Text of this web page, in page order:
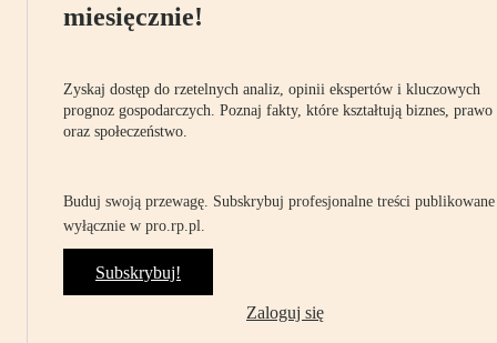
miesięcznie!
Zyskaj dostęp do rzetelnych analiz, opinii ekspertów i kluczowych
prognoz gospodarczych. Poznaj fakty, które kształtują biznes, prawo
oraz społeczeństwo.
Buduj swoją przewagę. Subskrybuj profesjonalne treści publikowane
wyłącznie w pro.rp.pl.
Subskrybuj!
Zaloguj się